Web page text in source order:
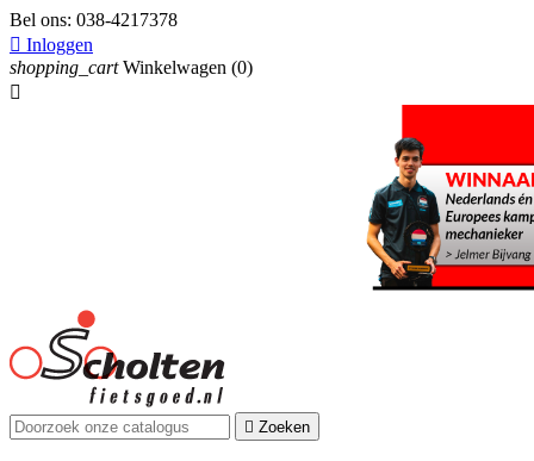
Bel ons: 038-4217378
 Inloggen
shopping_cart Winkelwagen (0)

 Zoeken